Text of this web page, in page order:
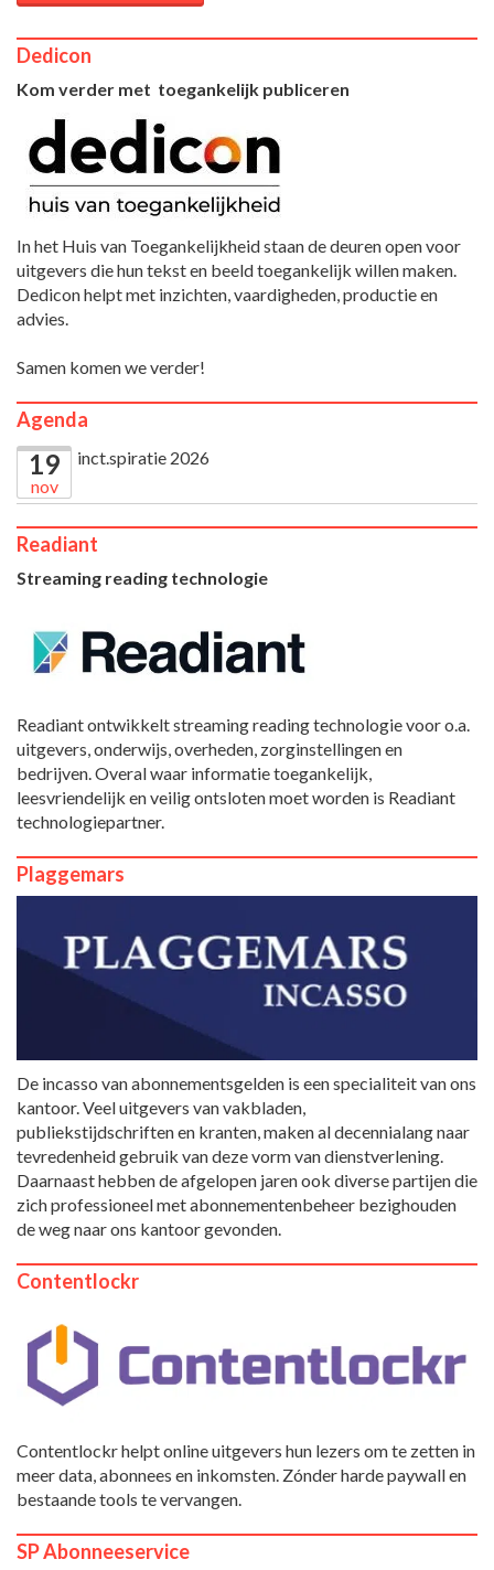
Dedicon
Kom verder met toegankelijk publiceren
In het Huis van Toegankelijkheid staan de deuren open voor
uitgevers die hun tekst en beeld toegankelijk willen maken.
Dedicon helpt met inzichten, vaardigheden, productie en
advies.
Samen komen we verder!
Agenda
19
nov
inct.spiratie 2026
Readiant
Streaming reading technologie
Readiant ontwikkelt streaming reading technologie voor o.a.
uitgevers, onderwijs, overheden, zorginstellingen en
bedrijven. Overal waar informatie toegankelijk,
leesvriendelijk en veilig ontsloten moet worden is Readiant
technologiepartner.
Plaggemars
De incasso van abonnementsgelden is een specialiteit van ons
kantoor. Veel uitgevers van vakbladen,
publiekstijdschriften en kranten, maken al decennialang naar
tevredenheid gebruik van deze vorm van dienstverlening.
Daarnaast hebben de afgelopen jaren ook diverse partijen die
zich professioneel met abonnementenbeheer bezighouden
de weg naar ons kantoor gevonden.
Contentlockr
Contentlockr helpt online uitgevers hun lezers om te zetten in
meer data, abonnees en inkomsten. Zónder harde paywall en
bestaande tools te vervangen.
SP Abonneeservice